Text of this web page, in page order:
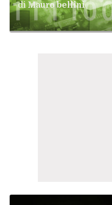
di Mauro bellini